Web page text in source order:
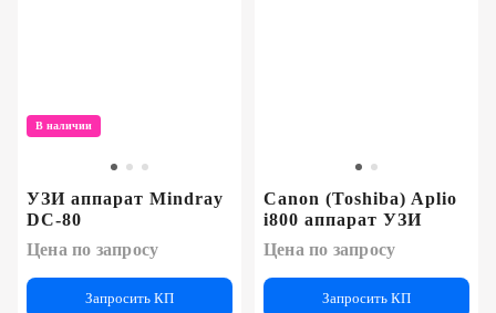
В наличии
УЗИ аппарат Mindray
DC-80
Цена по запросу
Запросить КП
Canon (Toshiba) Aplio
i800 аппарат УЗИ
Цена по запросу
Запросить КП